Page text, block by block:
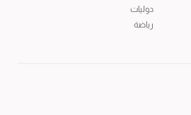
دوليات
رياضة